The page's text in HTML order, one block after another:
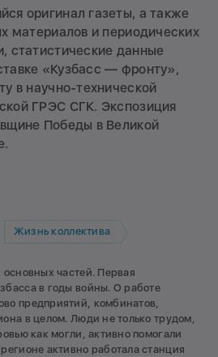
оригинал газеты, а также
материалов и периодических
статистические данные
«Кузбасс — фронту»,
в научно-технической
ГРЭС СГК. Экспозиция
Победы в Великой
Жизнь коллектива
основных частей. Первая
в годы войны. О работе
предприятий, комбинатов,
в целом. Люди не только трудом,
как могли, активно помогали
активно работала станция